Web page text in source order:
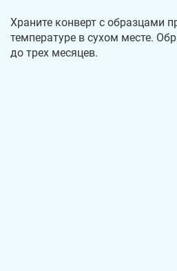
Храните конверт с образцами
температуре в сухом месте.
до трех месяцев.